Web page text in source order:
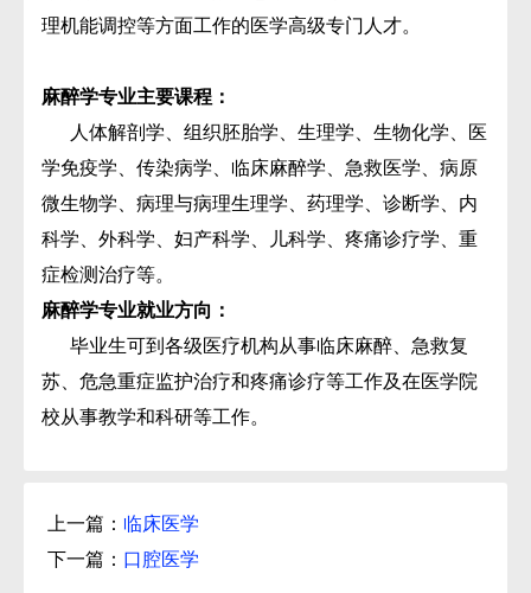
理机能调控等方面工作的医学高级专门人才。
麻醉学专业主要课程：
人体解剖学、组织胚胎学、生理学、生物化学、医
学免疫学、传染病学、临床麻醉学、急救医学、病原
微生物学、病理与病理生理学、药理学、诊断学、内
科学、外科学、妇产科学、儿科学、疼痛诊疗学、重
症检测治疗等。
麻醉学专业就业方向：
毕业生可到各级医疗机构从事临床麻醉、急救复
苏、危急重症监护治疗和疼痛诊疗等工作及在医学院
校从事教学和科研等工作。
上一篇： 临床医学
下一篇： 口腔医学